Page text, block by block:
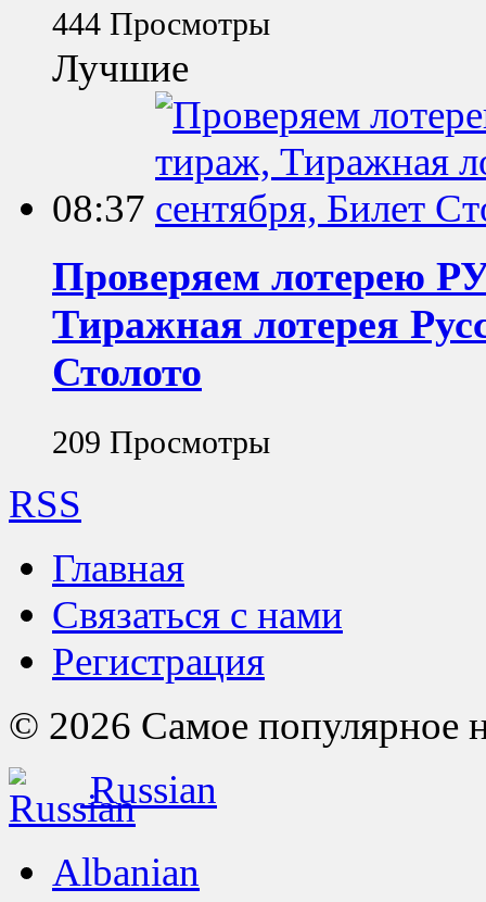
444 Просмотры
Лучшие
08:37
Проверяем лотерею
Тиражная лотерея
Столото
209 Просмотры
RSS
Главная
Связаться с нами
Регистрация
© 2026 Самое популярное
Russian
Albanian